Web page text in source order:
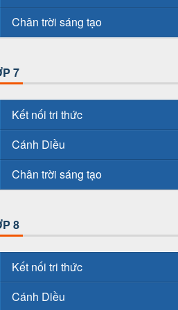
Chân trời sáng tạo
7
Kết nối tri thức
Cánh Diều
Chân trời sáng tạo
8
Kết nối tri thức
Cánh Diều